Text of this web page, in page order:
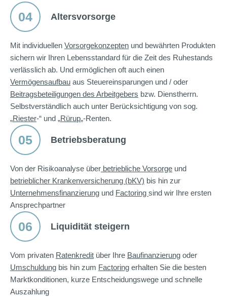
04 Altersvorsorge
Mit individuellen Vorsorgekonzepten und bewährten Produkten
sichern wir Ihren Lebensstandard für die Zeit des Ruhestands
verlässlich ab. Und ermöglichen oft auch einen
Vermögensaufbau aus Steuereinsparungen und / oder
Beitragsbeteiligungen des Arbeitgebers bzw. Dienstherrn.
Selbstverständlich auch unter Berücksichtigung von sog.
„Riester-“ und „Rürup„-Renten.
05 Betriebsberatung
Von der Risikoanalyse über betriebliche Vorsorge und
betrieblicher Krankenversicherung (bKV) bis hin zur
Unternehmensfinanzierung und Factoring sind wir Ihre ersten
Ansprechpartner
06 Liquidität steigern
Vom privaten Ratenkredit über Ihre Baufinanzierung oder
Umschuldung bis hin zum Factoring erhalten Sie die besten
Marktkonditionen, kurze Entscheidungswege und schnelle
Auszahlung